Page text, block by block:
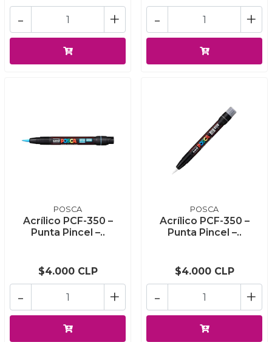
+
- +
-
POSCA
Acrílico PCF-350 –
Punta Pincel –..
$4.000 CLP
+
-
POSCA
Acrílico PCF-350 –
Punta Pincel –..
$4.000 CLP
+
-